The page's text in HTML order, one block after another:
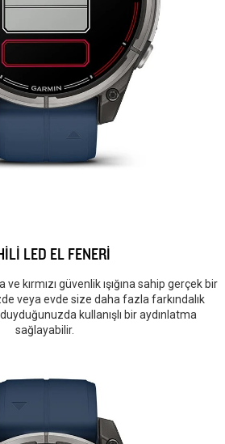
LED EL FENERİ
kırmızı güvenlik ışığına sahip gerçek bir
veya evde size daha fazla farkındalık
kullanışlı bir aydınlatma
sağlayabilir.